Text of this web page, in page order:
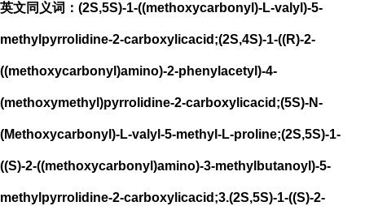
英文同义词：(2S,5S)-1-((methoxycarbonyl)-L-valyl)-5-
methylpyrrolidine-2-carboxylicacid;(2S,4S)-1-((R)-2-
((methoxycarbonyl)amino)-2-phenylacetyl)-4-
(methoxymethyl)pyrrolidine-2-carboxylicacid;(5S)-N-
(Methoxycarbonyl)-L-valyl-5-methyl-L-proline;(2S,5S)-1-
((S)-2-((methoxycarbonyl)amino)-3-methylbutanoyl)-5-
methylpyrrolidine-2-carboxylicacid;3.(2S,5S)-1-((S)-2-